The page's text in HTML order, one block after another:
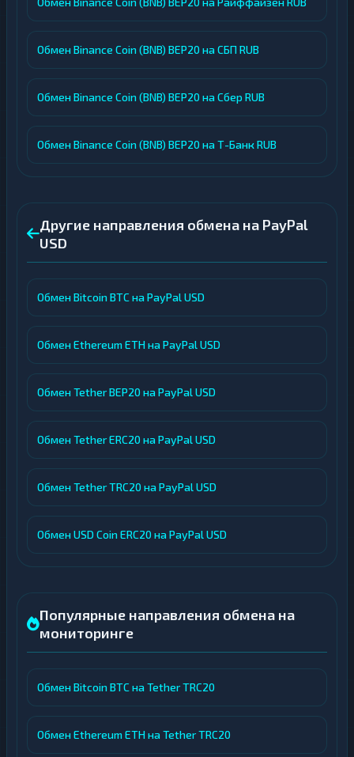
Обмен Binance Coin (BNB) BEP20 на СБП RUB
Обмен Binance Coin (BNB) BEP20 на Сбер RUB
Обмен Binance Coin (BNB) BEP20 на Т-Банк RUB
Другие направления обмена на PayPal
USD
Обмен Bitcoin BTC на PayPal USD
Обмен Ethereum ETH на PayPal USD
Обмен Tether BEP20 на PayPal USD
Обмен Tether ERC20 на PayPal USD
Обмен Tether TRC20 на PayPal USD
Обмен USD Coin ERC20 на PayPal USD
Популярные направления обмена на
мониторинге
Обмен Bitcoin BTC на Tether TRC20
Обмен Ethereum ETH на Tether TRC20